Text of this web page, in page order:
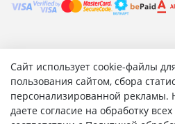
Сайт использует cookie-файлы
пользования сайтом, сбора
персонализированной рекламы.
даете согласие на обработку
© 2001-2026 «Битрикс», «1С-Битрикс».
Битрикс: Управление сайтом.
Согласие на обработку персональных
Отзыв согласия на обработку